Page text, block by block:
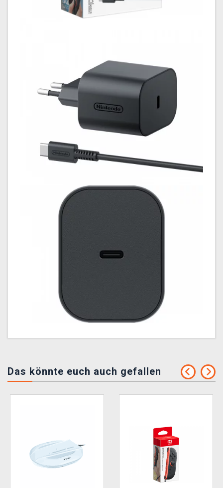
Das könnte euch auch gefallen